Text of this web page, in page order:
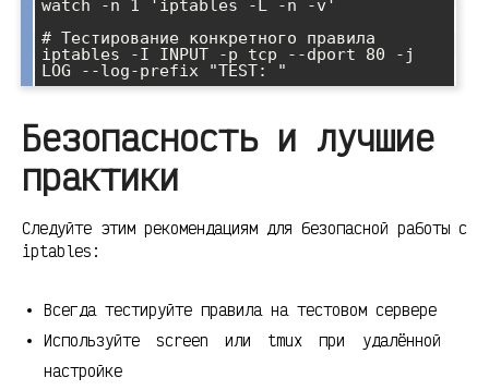
watch -n 1 'iptables -L -n -v'
# Тестирование конкретного правила
iptables -I INPUT -p tcp --dport 80 -j
Безопасность и лучшие
практики
Следуйте этим рекомендациям для безопасной работы с
iptables:
Всегда тестируйте правила на тестовом сервере
Используйте screen или tmux при удалённой
настройке